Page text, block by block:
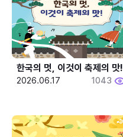
한국의 멋, 이것이 축제의 맛!
2026.06.17 1043